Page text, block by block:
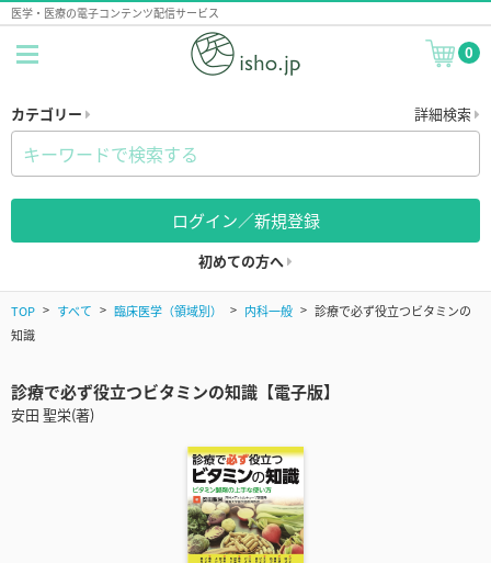
医学・医療の電子コンテンツ配信サービス
0
カテゴリー 詳細検索
ログイン／新規登録
初めての方へ
TOP すべて 臨床医学（領域別） 内科一般
診療で必ず役立つビタミンの
知識
診療で必ず役立つビタミンの知識【電子版】
安田 聖栄(著)